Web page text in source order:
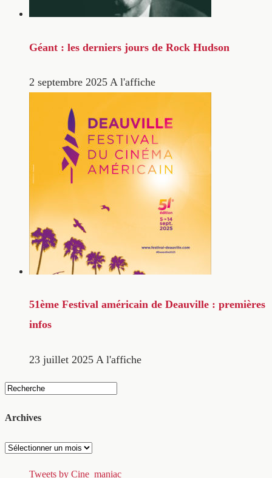
Géant : les derniers jours de Rock Hudson
2 septembre 2025 A l'affiche
51ème Festival américain de Deauville : premières
infos
23 juillet 2025 A l'affiche
Archives
Archives
Tweets by Cine_maniac